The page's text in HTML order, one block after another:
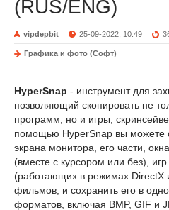
(RUS/ENG)
vipdepbit 25-09-2022, 10:49
Графика и фото (Софт)
HyperSnap - инструмент для
позволяющий скопировать не
программ, но и игры,
помощью HyperSnap вы можете
экрана монитора, его части,
(вместе с курсором или без),
(работающих в режимах DirectX
фильмов, и сохранить его в
форматов, включая BMP, GIF и